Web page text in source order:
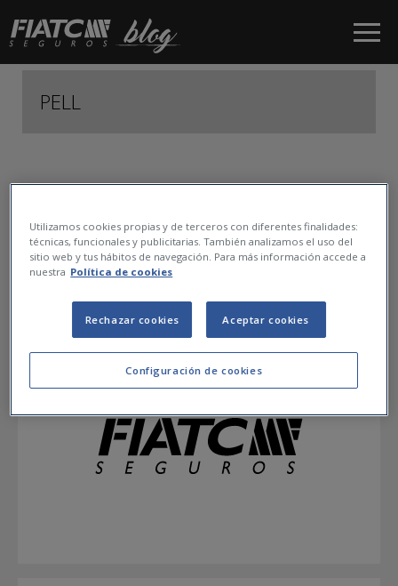
Salta al contingut principal
PELL
1
Utilizamos cookies propias y de terceros con diferentes finalidades:
técnicas, funcionales y publicitarias. También analizamos el uso del
sitio web y tus hábitos de navegación. Para más información accede a
nuestra Política de cookies
Configuración de cookies
Rechazar cookies Aceptar cookies